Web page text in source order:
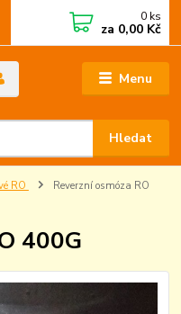
Menu
Hledat
0 ks
za 0,00 Kč
RO
Reverzní osmóza RO
400G